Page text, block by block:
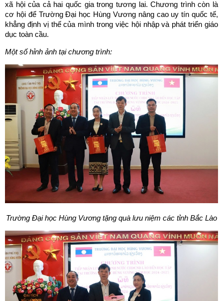
xã hội của cả hai quốc gia trong tương lai. Chương trình còn là
cơ hội để Trường Đại học Hùng Vương nâng cao uy tín quốc tế,
khẳng định vị thế của mình trong việc hội nhập và phát triển giáo
dục toàn cầu.
Một số hỉnh ảnh tại chương trình:
Trường Đại học Hùng Vương tặng quà lưu niệm các tỉnh Bắc Lào